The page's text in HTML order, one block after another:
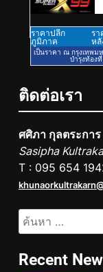
ติดต่อเรา
ศศิภา กุลตระการ
Sasipha
T : 095 654
ค้นหา
สำหรับ:
Recent
6
8